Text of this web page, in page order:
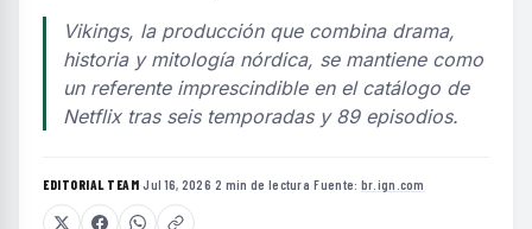
Vikings, la producción que combina drama,
historia y mitología nórdica, se mantiene como
un referente imprescindible en el catálogo de
Netflix tras seis temporadas y 89 episodios.
EDITORIAL TEAM·Jul 16, 2026·2 min de lectura·Fuente: br.ign.com